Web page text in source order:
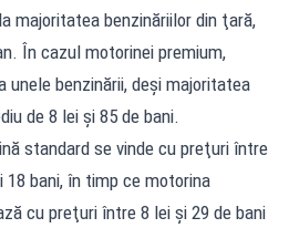
majoritatea benzinăriilor din ţară,
În cazul motorinei premium,
unele benzinării, deşi majoritatea
de 8 lei şi 85 de bani.
standard se vinde cu preţuri între
18 bani, în timp ce motorina
cu preţuri între 8 lei şi 29 de bani